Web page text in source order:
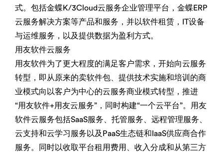
式。包括金蝶K/3Cloud云服务企业管理平台，金蝶ERP
云服务解决方案等产品和服务，并以软件租赁，IT设备
与运维服务，以及提供数据为盈利方式。
用友软件云服务
用友软件为了更大程度的满足客户需求，开始向云服务
转型，即从原来的卖软件包、提供技术实施和培训的商
业模式向以客户为中心的云服务商业模式转型，推进
“用友软件+用友云服务”，同时构建“一个云平台”。用友
软件云服务包括SaaS服务、托管服务、远程管理服务、
云支持和云学习服务以及PaaS生态链和IaaS供应商合作
服务。同时以收取平台租用费用、收入分成和从第三方